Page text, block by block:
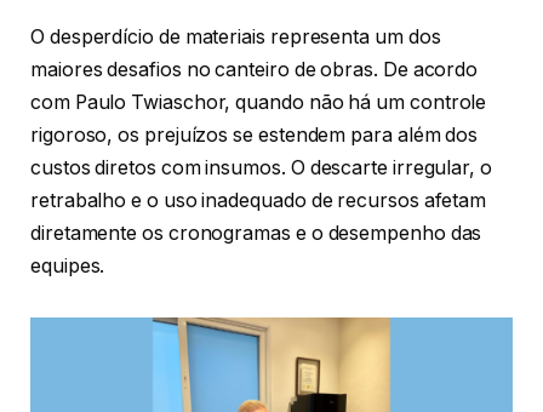
O desperdício de materiais representa um dos
maiores desafios no canteiro de obras. De acordo
com Paulo Twiaschor, quando não há um controle
rigoroso, os prejuízos se estendem para além dos
custos diretos com insumos. O descarte irregular, o
retrabalho e o uso inadequado de recursos afetam
diretamente os cronogramas e o desempenho das
equipes.